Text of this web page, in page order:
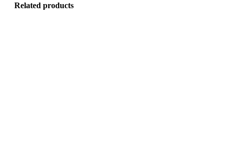
Related products